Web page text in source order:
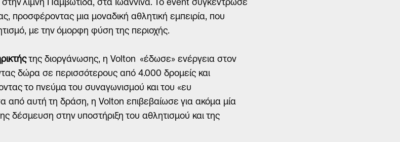
προσφέροντας μια μοναδική αθλητική εμπειρία, που
με την όμορφη φύση της περιοχής.
της διοργάνωσης, η Volton «έδωσε» ενέργεια στον
δώρα σε περισσότερους από 4.000 δρομείς και
το πνεύμα του συναγωνισμού και του «ευ
από αυτή τη δράση, η Volton επιβεβαίωσε για ακόμα μία
δέσμευση στην υποστήριξη του αθλητισμού και της